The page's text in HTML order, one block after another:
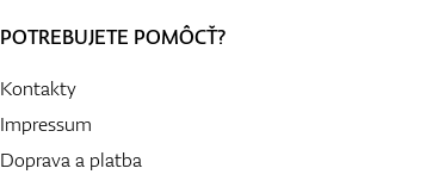
POTREBUJETE POMÔCŤ?
Kontakty
Impressum
Doprava a platba